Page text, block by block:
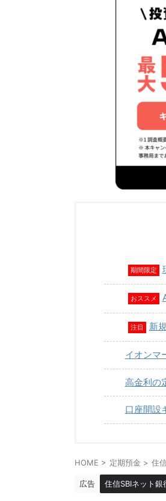
期間限定
おススメ
注目 新
イオンマ
高金利の
口座開設
HOME > 定期預金 > 住
広告 住信SBIネット銀